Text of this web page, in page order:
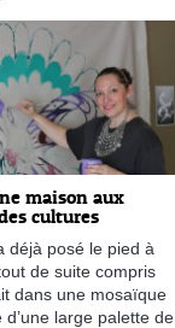
maison aux
cultures
déjà posé le pied à
de suite compris
dans une mosaïque
d’une large palette de